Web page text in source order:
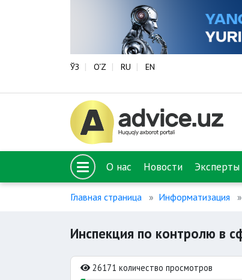
ЎЗ O‘Z RU EN
О нас Новости Эксперты
Главная страница Информатизация
Инспекция по контролю в
26171 количество просмотров